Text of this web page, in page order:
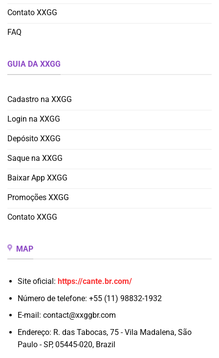
Contato XXGG
FAQ
GUIA DA XXGG
Cadastro na XXGG
Login na XXGG
Depósito XXGG
Saque na XXGG
Baixar App XXGG
Promoções XXGG
Contato XXGG
MAP
Site oficial: https://cante.br.com/
Número de telefone: +55 (11) 98832-1932
E-mail: contact@xxggbr.com
Endereço: R. das Tabocas, 75 - Vila Madalena, São
Paulo - SP, 05445-020, Brazil